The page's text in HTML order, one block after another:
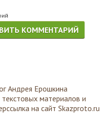
Андрея Ерошкина
материалов и
на сайт Skazproto.ru